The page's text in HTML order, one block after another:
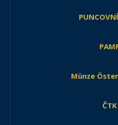
Münze
ČTK